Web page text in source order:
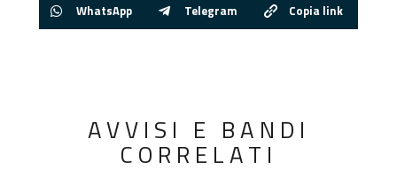
WhatsApp Telegram Copia link
AVVISI E BANDI
CORRELATI